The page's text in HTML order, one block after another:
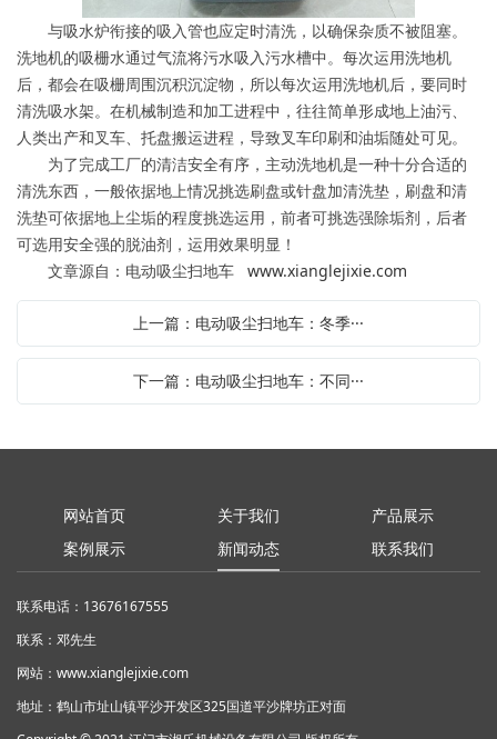
与吸水炉衔接的吸入管也应定时清洗，以确保杂质不被阻塞。
洗地机的吸栅水通过气流将污水吸入污水槽中。每次运用洗地机
后，都会在吸栅周围沉积沉淀物，所以每次运用洗地机后，要同时
清洗吸水架。在机械制造和加工进程中，往往简单形成地上油污、
人类出产和叉车、托盘搬运进程，导致叉车印刷和油垢随处可见。
为了完成工厂的清洁安全有序，主动洗地机是一种十分合适的
清洗东西，一般依据地上情况挑选刷盘或针盘加清洗垫，刷盘和清
洗垫可依据地上尘垢的程度挑选运用，前者可挑选强除垢剂，后者
可选用安全强的脱油剂，运用效果明显！
文章源自：电动吸尘扫地车 www.xianglejixie.com
上一篇：电动吸尘扫地车：冬季···
下一篇：电动吸尘扫地车：不同···
网站首页 关于我们
产品展示
案例展示
新闻动态 联系我们
联系电话：13676167555
联系：邓先生
网站： www.xianglejixie.com
地址：鹤山市址山镇平沙开发区325国道平沙牌坊正对面